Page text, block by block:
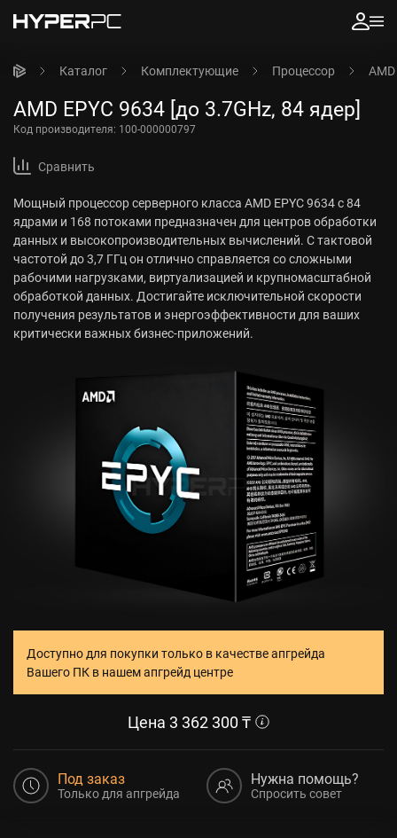
Каталог Комплектующие Процессор
AMD EPYC 9634 [до 3.7GHz, 84 ядер]
Код производителя: 100-000000797
Сравнить
Мощный процессор серверного класса AMD EPYC 9634 с 84
ядрами и 168 потоками предназначен для центров обработки
данных и высокопроизводительных вычислений. С тактовой
частотой до 3,7 ГГц он отлично справляется со сложными
рабочими нагрузками, виртуализацией и крупномасштабной
обработкой данных. Достигайте исключительной скорости
получения результатов и энергоэффективности для ваших
критически важных бизнес-приложений.
Доступно для покупки только в качестве апгрейда
Вашего ПК в нашем апгрейд центре
Цена 3 362 300 ₸
Под заказ
Только для апгрейда
Нужна помощь?
Спросить совет